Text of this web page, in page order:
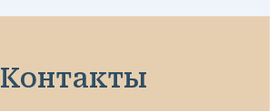
Контакты